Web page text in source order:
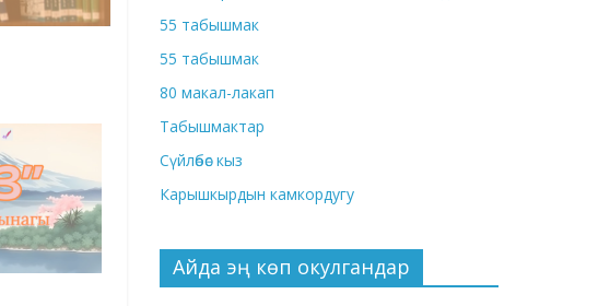
55 табышмак
55 табышмак
80 макал-лакап
Табышмактар
Сүйлөбөс кыз
Карышкырдын камкордугу
Айда эң көп окулгандар